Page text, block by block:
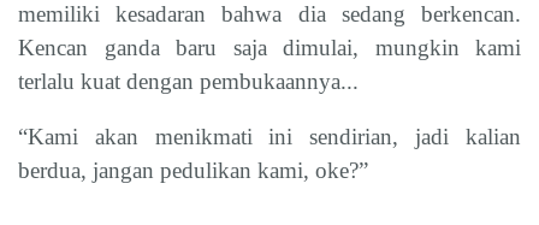
memiliki kesadaran bahwa dia sedang berkencan.
Kencan ganda baru saja dimulai, mungkin kami
terlalu kuat dengan pembukaannya...
“Kami akan menikmati ini sendirian, jadi kalian
berdua, jangan pedulikan kami, oke?”